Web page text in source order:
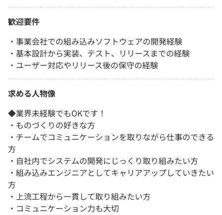
歓迎要件
・事業会社での組み込みソフトウェアの開発経験
・基本設計から実装、テスト、リリースまでの経験
・ユーザー対応やリリース後の保守の経験
求める人物像
◆業界未経験でもOKです！
・ものづくりの好きな方
・チームでコミュニケーションを取りながら仕事のできる
方
・自社内でシステムの開発にじっくり取り組みたい方
・組み込みエンジニアとしてキャリアアップしていきたい
方
・上流工程から一貫して取り組みたい方
・コミュニケーション力も大切